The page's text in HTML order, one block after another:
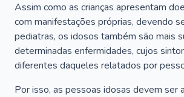
Assim como as crianças apresentam
com manifestações próprias, devendo
pediatras, os idosos também são mais
determinadas enfermidades, cujos
diferentes daqueles relatados por
Por isso, as pessoas idosas devem ser